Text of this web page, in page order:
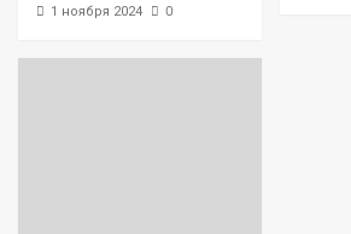
1 ноября 2024 0